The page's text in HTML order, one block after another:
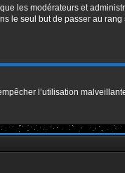
les modérateurs et
le seul but de passer au
l’utilisation